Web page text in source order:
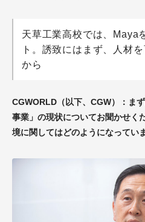
天草工業高校では、Maya
ト。誘致にはまず、人材
から
CGWORLD（以下、CGW）：ま
事業」の現状についてお聞かせく
境に関してはどのようになってい